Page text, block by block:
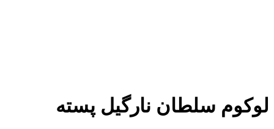
لوکوم سلطان نارگیل پسته